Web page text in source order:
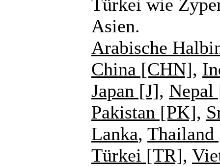
Türkei wie
Asien.
Arabische
China [CHN],
Japan [J],
Pakistan [PK],
Lanka,
Türkei [TR],